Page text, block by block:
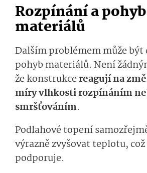
Rozpínání a pohyb
materiálů
Dalším problémem může být
pohyb materiálů. Není
že konstrukcereagují na
míry vlhkosti rozpínáním
smršťováním.
Podlahové topení
výrazně zvyšovat teplotu,
podporuje.